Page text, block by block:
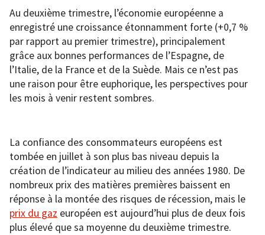
Au deuxième trimestre, l’économie européenne a
enregistré une croissance étonnamment forte (+0,7 %
par rapport au premier trimestre), principalement
grâce aux bonnes performances de l’Espagne, de
l’Italie, de la France et de la Suède. Mais ce n’est pas
une raison pour être euphorique, les perspectives pour
les mois à venir restent sombres.
La confiance des consommateurs européens est
tombée en juillet à son plus bas niveau depuis la
création de l’indicateur au milieu des années 1980. De
nombreux prix des matières premières baissent en
réponse à la montée des risques de récession, mais le
prix du gaz européen est aujourd’hui plus de deux fois
plus élevé que sa moyenne du deuxième trimestre.